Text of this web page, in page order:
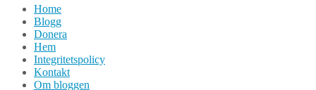
Home
Blogg
Donera
Hem
Integritetspolicy
Kontakt
Om bloggen